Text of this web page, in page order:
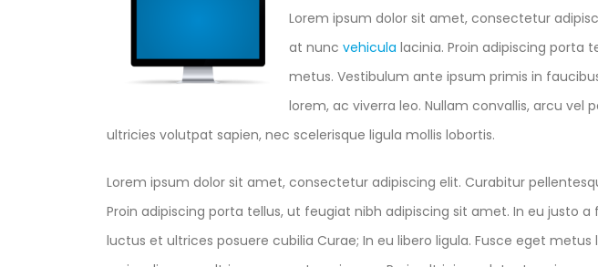
Lorem ipsum dolor sit amet, consectetur
at nunc vehicula lacinia. Proin adipiscing porta
metus. Vestibulum ante ipsum primis in
lorem, ac viverra leo. Nullam convallis, arcu vel
ultricies volutpat sapien, nec scelerisque ligula mollis lobortis.
Lorem ipsum dolor sit amet, consectetur adipiscing elit. Curabitur
Proin adipiscing porta tellus, ut feugiat nibh adipiscing sit amet. In eu justo
luctus et ultrices posuere cubilia Curae; In eu libero ligula. Fusce eget